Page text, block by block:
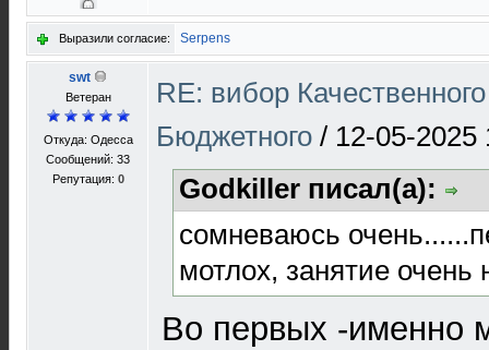
Выразили согласие: Serpens
swt
Ветеран
Откуда: Одесса
Сообщений: 33
Репутация: 0
RE: вибор
Бюджетного / 12-05-2025
Godkiller писал(а):
сомневаюсь
мотлох, занятие
Во первых -именно